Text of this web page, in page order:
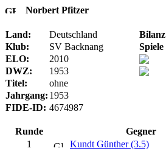
Norbert Pfitzer
Land: Deutschland Bilanz
Klub:
SV Backnang Spiele
ELO:
2010
DWZ:
1953
Titel:
ohne
Jahrgang: 1953
FIDE-ID: 4674987
Runde Gegner
1
Kundt Günther (3.5)